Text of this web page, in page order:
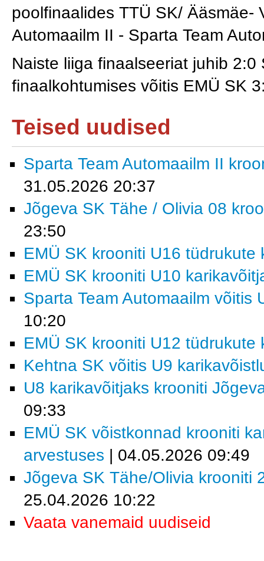
poolfinaalides TTÜ SK/ Ääsmäe-
Automaailm II - Sparta Team
Naiste liiga finaalseeriat juhib
finaalkohtumises võitis EMÜ SK
Teised uudised
Sparta Team Automaailm II
31.05.2026 20:37
Jõgeva SK Tähe / Olivia 08
23:50
EMÜ SK krooniti U16 tüdrukute
EMÜ SK krooniti U10
Sparta Team Automaailm võitis
10:20
EMÜ SK krooniti U12 tüdrukute
Kehtna SK võitis U9
U8 karikavõitjaks krooniti
09:33
EMÜ SK võistkonnad krooniti
arvestuses | 04.05.2026 09:49
Jõgeva SK Tähe/Olivia krooniti
25.04.2026 10:22
Vaata vanemaid uudiseid